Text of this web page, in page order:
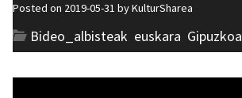
Posted on 2019-05-31 byKulturSharea
Bideo_albisteak euskara Gipuzkoa